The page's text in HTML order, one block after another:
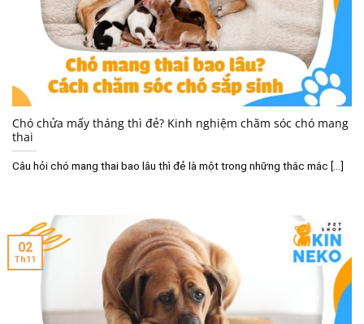
Chó chửa mấy tháng thì đẻ? Kinh nghiệm chăm sóc chó mang
thai
Câu hỏi chó mang thai bao lâu thì đẻ là một trong những thắc mắc [...]
02
Th11